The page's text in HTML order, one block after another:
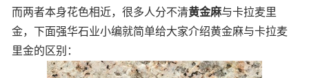
而两者本身花色相近，很多人分不清黄金麻与卡拉麦里
金，下面强华石业小编就简单给大家介绍黄金麻与卡拉麦
里金的区别：